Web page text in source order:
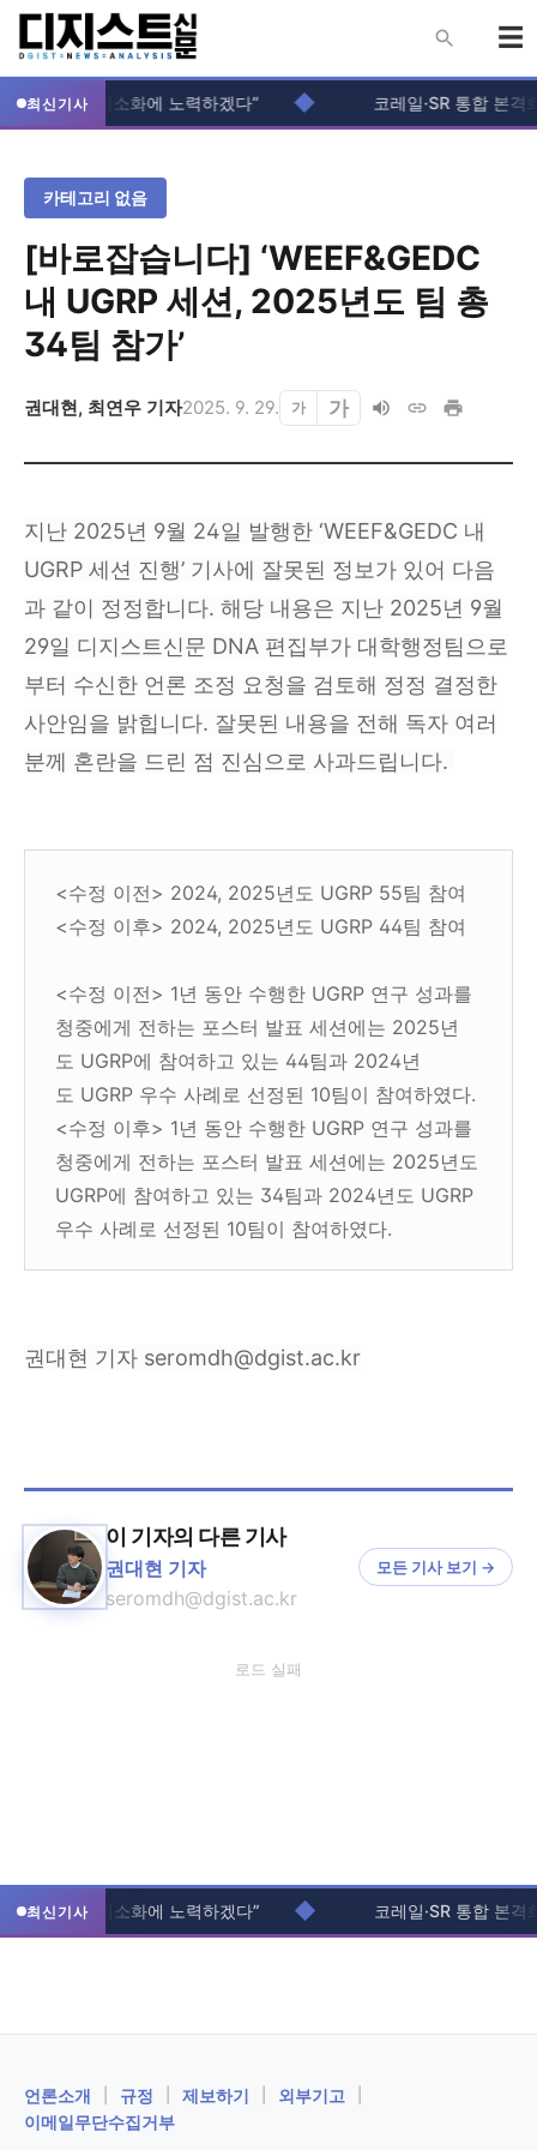
최신기사
주생 불편 최소화에 노력하겠다” ◆ 코레일·SR 통합 본격
카테고리 없음
[바로잡습니다] ‘WEEF&GEDC
내 UGRP 세션, 2025년도 팀 총
34팀 참가’
권대현, 최연우 기자2025. 9. 29. 가 가
지난 2025년 9월 24일 발행한 ‘WEEF&GEDC 내
UGRP 세션 진행’ 기사에 잘못된 정보가 있어 다음
과 같이 정정합니다. 해당 내용은 지난 2025년 9월
29일 디지스트신문 DNA 편집부가 대학행정팀으로
부터 수신한 언론 조정 요청을 검토해 정정 결정한
사안임을 밝힙니다. 잘못된 내용을 전해 독자 여러
분께 혼란을 드린 점 진심으로 사과드립니다.
<수정 이전> 2024, 2025년도 UGRP 55팀 참여
<수정 이후> 2024, 2025년도 UGRP 44팀 참여
<수정 이전> 1년 동안 수행한 UGRP 연구 성과를
청중에게 전하는 포스터 발표 세션에는 2025년
도 UGRP에 참여하고 있는 44팀과 2024년
도 UGRP 우수 사례로 선정된 10팀이 참여하였다.
<수정 이후> 1년 동안 수행한 UGRP 연구 성과를
청중에게 전하는 포스터 발표 세션에는 2025년도
UGRP에 참여하고 있는 34팀과 2024년도 UGRP
우수 사례로 선정된 10팀이 참여하였다.
권대현 기자 seromdh@dgist.ac.kr
이 기자의 다른 기사
권대현 기자
seromdh@dgist.ac.kr
모든 기사 보기 →
로드 실패
최신기사
주생 불편 최소화에 노력하겠다” ◆ 코레일·SR 통합 본격
ㅤ언론소개 규정 제보하기 외부기고
이메일무단수집거부